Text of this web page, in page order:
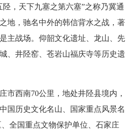
陉，天下九塞之第六塞”之称乃冀通
地，驰名中外的韩信背水之战，著
主战场。仰韶文化遗址、龙山、先
、井陉窑、苍岩山福庆寺等历史遗
市西南70公里，地处井陉县境内，
国历史文化名山、国家重点风景名
全国重点文物保护单位、石家庄